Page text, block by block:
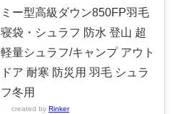
ミー型高級ダウン850FP羽毛
寝袋・シュラフ 防水 登山 超
軽量シュラフ/キャンプ アウト
ドア 耐寒 防災用 羽毛 シュラ
フ冬用
created by Rinker